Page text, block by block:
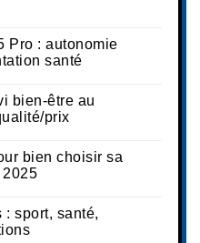
Pro : autonomie
santé
bien-être au
prix
bien choisir sa
2025
: sport, santé,